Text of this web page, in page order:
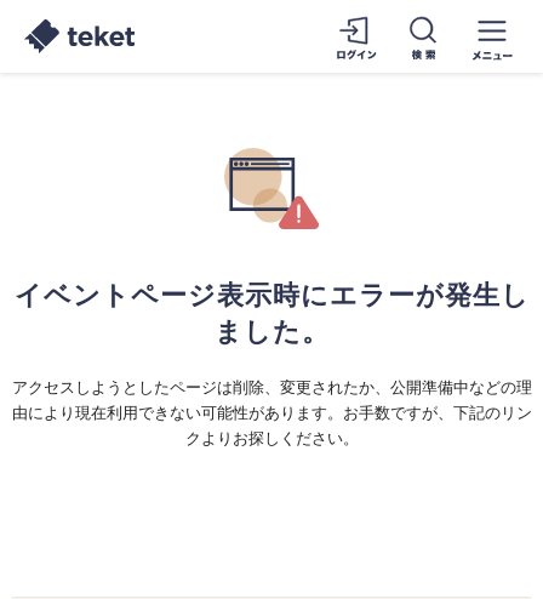
イベントページ表示時にエラーが発生し
ました。
アクセスしようとしたページは削除、変更されたか、公開準備中などの理
由により現在利用できない可能性があります。お手数ですが、下記のリン
クよりお探しください。